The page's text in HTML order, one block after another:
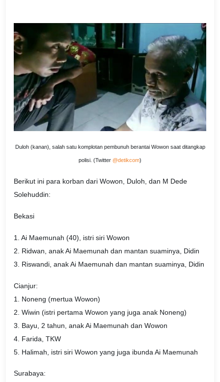
Duloh (kanan), salah satu komplotan pembunuh berantai Wowon saat ditangkap
polisi. (Twitter @detikcom)
Berikut ini para korban dari Wowon, Duloh, dan M Dede
Solehuddin:
Bekasi
1. Ai Maemunah (40), istri siri Wowon
2. Ridwan, anak Ai Maemunah dan mantan suaminya, Didin
3. Riswandi, anak Ai Maemunah dan mantan suaminya, Didin
Cianjur:
1. Noneng (mertua Wowon)
2. Wiwin (istri pertama Wowon yang juga anak Noneng)
3. Bayu, 2 tahun, anak Ai Maemunah dan Wowon
4. Farida, TKW
5. Halimah, istri siri Wowon yang juga ibunda Ai Maemunah
Surabaya: